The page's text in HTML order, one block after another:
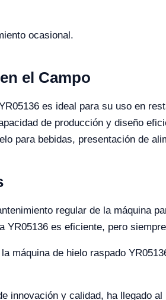
ocasional.
el Campo
es ideal para su uso en
de producción y diseño
para bebidas, presentación de
regular de la máquina
YR05136 es eficiente, pero
máquina de hielo raspado
innovación y calidad, ha llegado